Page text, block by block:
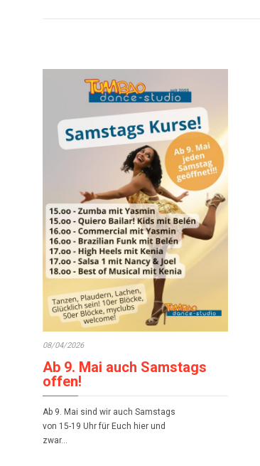
08/04/2026
Ab 9. Mai auch Samstags
offen!
Ab 9. Mai sind wir auch Samstags
von 15-19 Uhr für Euch hier und
zwar…